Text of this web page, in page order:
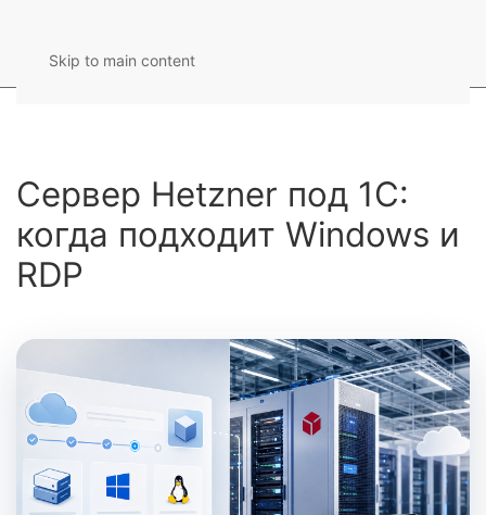
Skip to main content
Сервер Hetzner под 1С:
когда подходит Windows и
RDP